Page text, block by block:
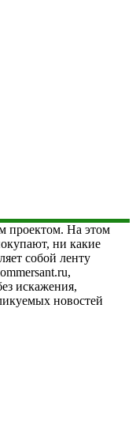
проектом. На этом
ни какие
собой ленту
искажения,
новостей